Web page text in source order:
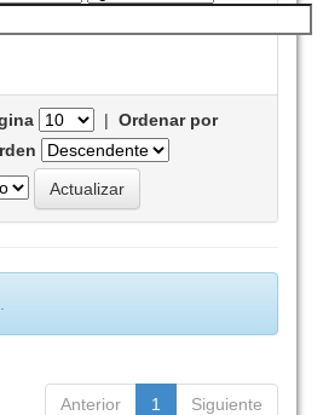
|Ordenar por
Anterior 1 Siguiente